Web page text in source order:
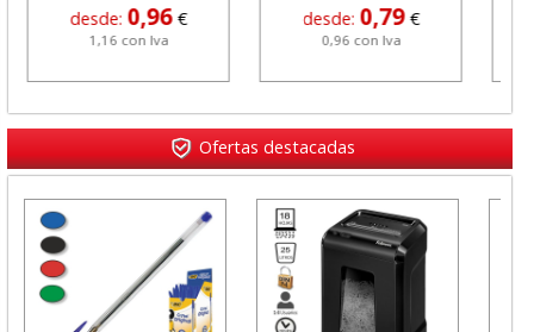
desde: 0,96 €
1,16 con Iva
desde: 0,79 €
0,96 con Iva
Ofertas destacadas